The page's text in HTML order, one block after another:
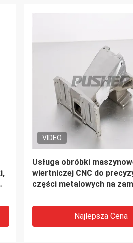
VIDEO
Zastosowane CNC
serwis części skrętowych
sprzętu przemysłowego
Najlepsza Cena